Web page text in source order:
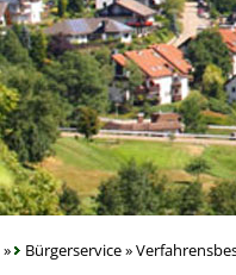
» Bürgerservice»